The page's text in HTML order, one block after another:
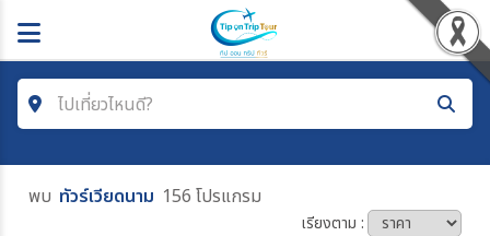
ไปเที่ยวไหนดี?
ค้นหาโปรแกรมทัวร์
พบ ทัวร์เวียดนาม 156 โปรแกรม
เรียงตาม :